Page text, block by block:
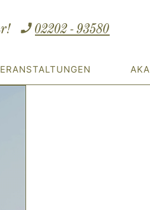
02202 - 93580